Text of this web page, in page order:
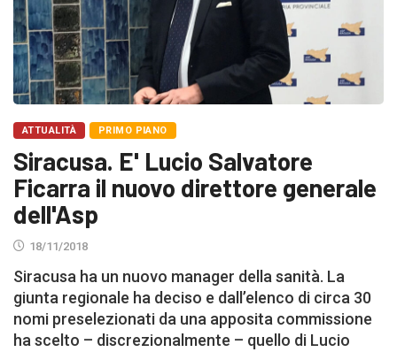
ATTUALITÀ PRIMO PIANO
Siracusa. E' Lucio Salvatore
Ficarra il nuovo direttore generale
dell'Asp
18/11/2018
Siracusa ha un nuovo manager della sanità. La
giunta regionale ha deciso e dall’elenco di circa 30
nomi preselezionati da una apposita commissione
ha scelto – discrezionalmente – quello di Lucio